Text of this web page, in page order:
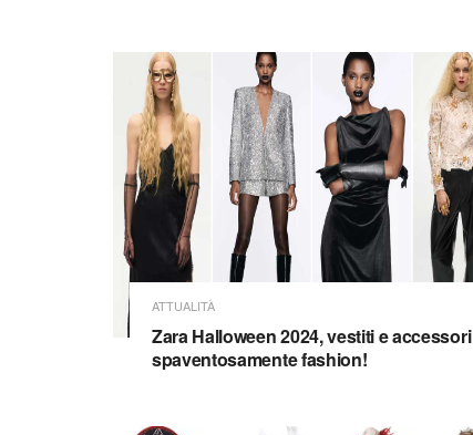
ATTUALITÀ
Zara Halloween 2024, vestiti e accessori
spaventosamente fashion!